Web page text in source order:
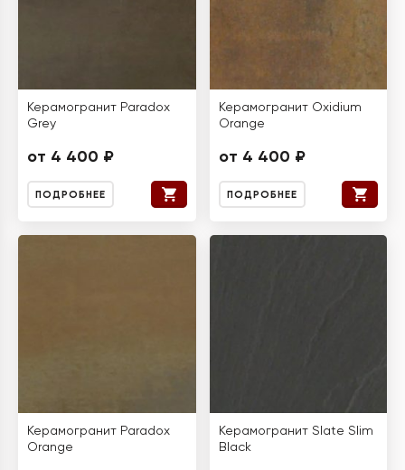
Керамогранит Paradox
Grey
от 4 400 ₽
ПОДРОБНЕЕ
Керамогранит Oxidium
Orange
от 4 400 ₽
ПОДРОБНЕЕ
Керамогранит Paradox
Orange
Керамогранит Slate Slim
Black